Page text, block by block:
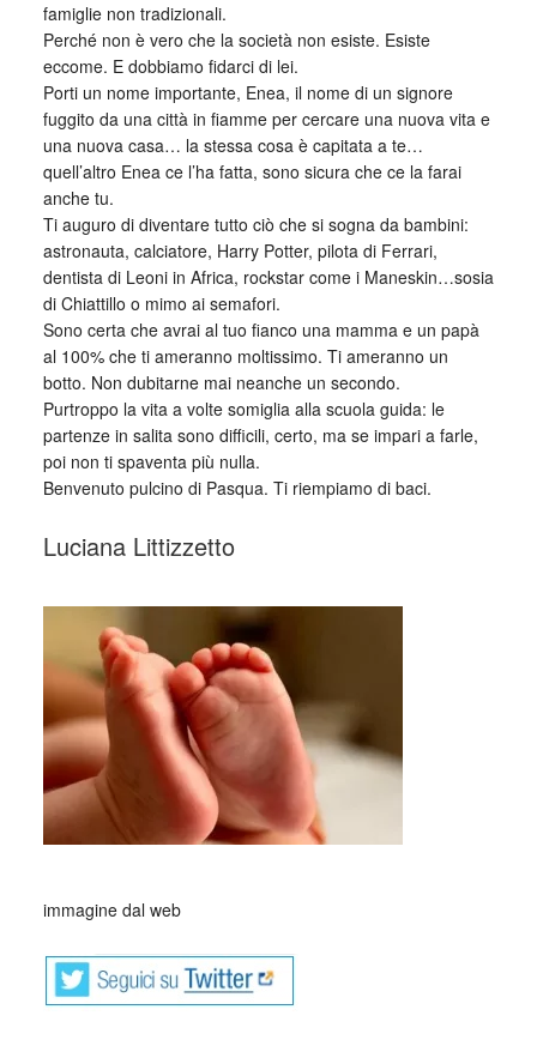
famiglie non tradizionali.
Perché non è vero che la società non esiste. Esiste
eccome. E dobbiamo fidarci di lei.
Porti un nome importante, Enea, il nome di un signore
fuggito da una città in fiamme per cercare una nuova vita e
una nuova casa… la stessa cosa è capitata a te…
quell’altro Enea ce l’ha fatta, sono sicura che ce la farai
anche tu.
Ti auguro di diventare tutto ciò che si sogna da bambini:
astronauta, calciatore, Harry Potter, pilota di Ferrari,
dentista di Leoni in Africa, rockstar come i Maneskin…sosia
di Chiattillo o mimo ai semafori.
Sono certa che avrai al tuo fianco una mamma e un papà
al 100% che ti ameranno moltissimo. Ti ameranno un
botto. Non dubitarne mai neanche un secondo.
Purtroppo la vita a volte somiglia alla scuola guida: le
partenze in salita sono difficili, certo, ma se impari a farle,
poi non ti spaventa più nulla.
Benvenuto pulcino di Pasqua. Ti riempiamo di baci.
Luciana Littizzetto
immagine dal web